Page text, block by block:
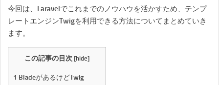
今回は、Laravelでこれまでのノウハウを活かすため、テンプ
レートエンジンTwigを利用できる方法についてまとめていき
ます。
この記事の目次 [hide]
1 BladeがあるけどTwig